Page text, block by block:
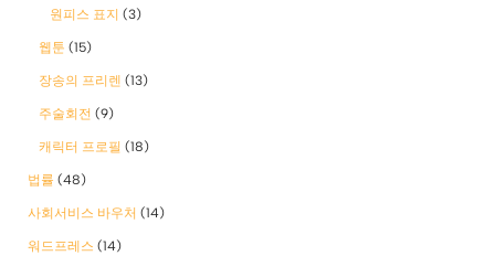
원피스 표지 (3)
웹툰 (15)
장송의 프리렌 (13)
주술회전 (9)
캐릭터 프로필 (18)
법률 (48)
사회서비스 바우처 (14)
워드프레스 (14)